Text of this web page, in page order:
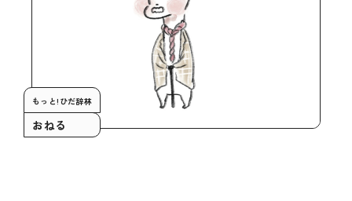
もっと!ひだ辞林
おねる